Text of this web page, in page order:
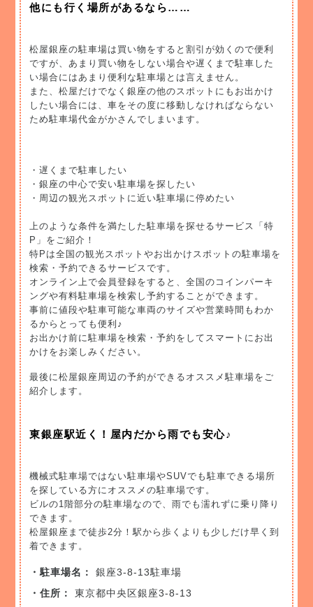
他にも行く場所があるなら……
松屋銀座の駐車場は買い物をすると割引が効くので便利
ですが、あまり買い物をしない場合や遅くまで駐車した
い場合にはあまり便利な駐車場とは言えません。
また、松屋だけでなく銀座の他のスポットにもお出かけ
したい場合には、車をその度に移動しなければならない
ため駐車場代金がかさんでしまいます。
・遅くまで駐車したい
・銀座の中心で安い駐車場を探したい
・周辺の観光スポットに近い駐車場に停めたい
上のような条件を満たした駐車場を探せるサービス「特
P」をご紹介！
特Pは全国の観光スポットやお出かけスポットの駐車場を
検索・予約できるサービスです。
オンライン上で会員登録をすると、全国のコインパーキ
ングや有料駐車場を検索し予約することができます。
事前に値段や駐車可能な車両のサイズや営業時間もわか
るからとっても便利♪
お出かけ前に駐車場を検索・予約をしてスマートにお出
かけをお楽しみください。
最後に松屋銀座周辺の予約ができるオススメ駐車場をご
紹介します。
東銀座駅近く！屋内だから雨でも安心♪
機械式駐車場ではない駐車場やSUVでも駐車できる場所
を探している方にオススメの駐車場です。
ビルの1階部分の駐車場なので、雨でも濡れずに乗り降り
できます。
松屋銀座まで徒歩2分！駅から歩くよりも少しだけ早く到
着できます。
・駐車場名：
銀座3-8-13駐車場
・住所：
東京都中央区銀座3-8-13